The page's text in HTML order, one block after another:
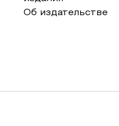
Об издательстве